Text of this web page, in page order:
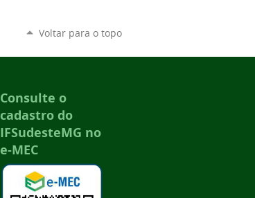
Voltar para o topo
Consulte o
cadastro do
IFSudesteMG no
e-MEC